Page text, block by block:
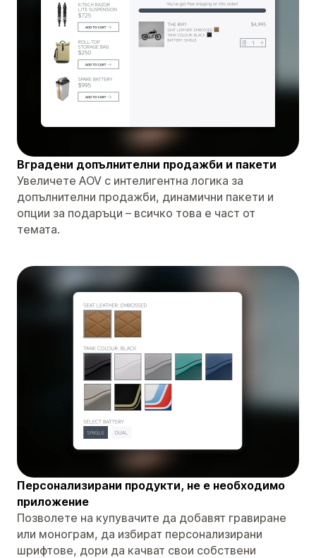
Вградени допълнителни продажби и пакети
Увеличете AOV с интелигентна логика за
допълнителни продажби, динамични пакети и
опции за подаръци – всичко това е част от
темата.
Персонализирани продукти, не е необходимо
приложение
Позволете на купувачите да добавят гравиране
или монограм, да избират персонализирани
шрифтове, дори да качват свои собствени